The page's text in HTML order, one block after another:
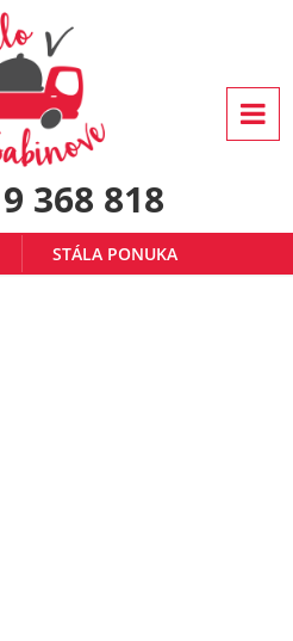
368 818
STÁLA PONUKA